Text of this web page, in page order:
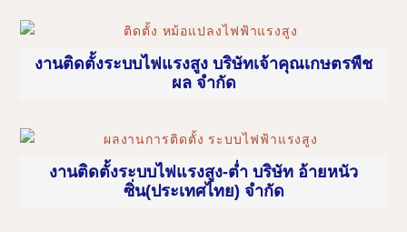
งานติดตั้งระบบไฟแรงสูง บริษัทเจ้าคุณเกษตรพืช
ผล จำกัด
งานติดตั้งระบบไฟแรงสูง-ต่ำ บริษัท อ้ายหนัว
ซิ่น(ประเทศไทย) จำกัด